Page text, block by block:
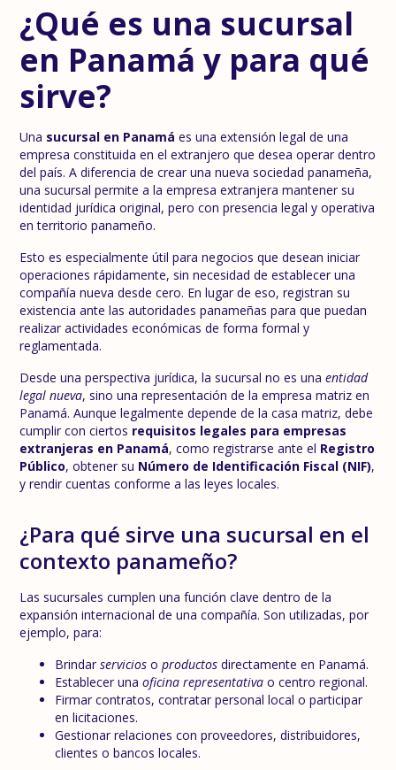
¿Qué es una sucursal
en Panamá y para qué
sirve?
Una sucursal en Panamá es una extensión legal de una
empresa constituida en el extranjero que desea operar dentro
del país. A diferencia de crear una nueva sociedad panameña,
una sucursal permite a la empresa extranjera mantener su
identidad jurídica original, pero con presencia legal y operativa
en territorio panameño.
Esto es especialmente útil para negocios que desean iniciar
operaciones rápidamente, sin necesidad de establecer una
compañía nueva desde cero. En lugar de eso, registran su
existencia ante las autoridades panameñas para que puedan
realizar actividades económicas de forma formal y
reglamentada.
Desde una perspectiva jurídica, la sucursal no es unaentidad
legal nueva, sino una representación de la empresa matriz en
Panamá. Aunque legalmente depende de la casa matriz, debe
cumplir con ciertos requisitos legales para empresas
extranjeras en Panamá, como registrarse ante el Registro
Público, obtener su Número de Identificación Fiscal (NIF),
y rendir cuentas conforme a las leyes locales.
¿Para qué sirve una sucursal en el
contexto panameño?
Las sucursales cumplen una función clave dentro de la
expansión internacional de una compañía. Son utilizadas, por
ejemplo, para:
Brindarservicios oproductos directamente en Panamá.
Establecer unaoficina representativa o centro regional.
Firmar contratos, contratar personal local o participar
en licitaciones.
Gestionar relaciones con proveedores, distribuidores,
clientes o bancos locales.